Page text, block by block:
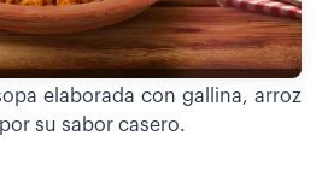
elaborada con gallina, arroz
su sabor casero.